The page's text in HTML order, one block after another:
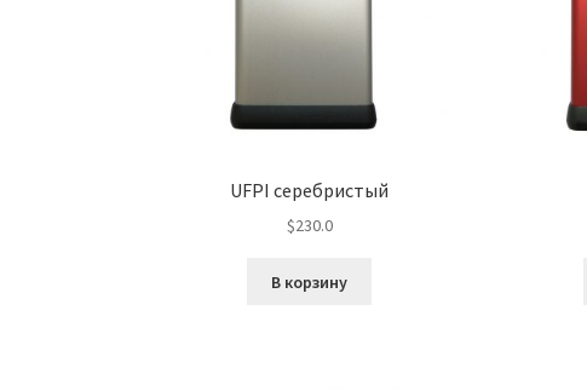
UFPI серебристый
$230.0
В корзину